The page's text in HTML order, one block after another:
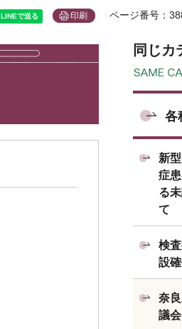
印刷 ページ番号：
同じカ
各
新
症
る
て
検
設
奈
議会